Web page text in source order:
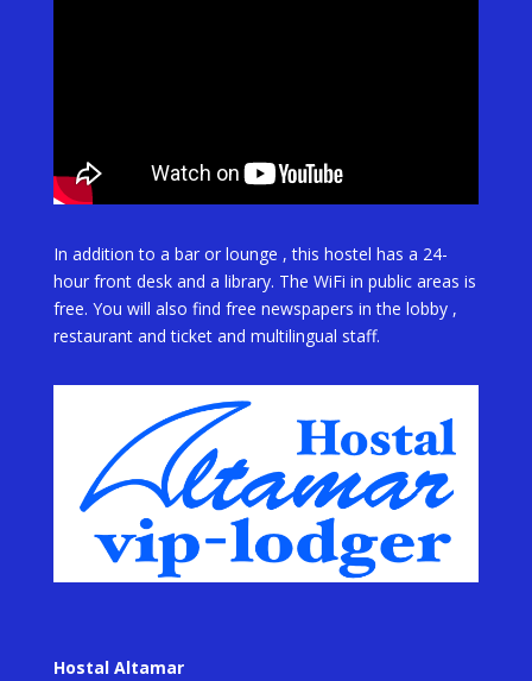
In addition to a bar or lounge , this hostel has a 24-
hour front desk and a library. The WiFi in public areas is
free. You will also find free newspapers in the lobby ,
restaurant and ticket and multilingual staff.
Hostal Altamar